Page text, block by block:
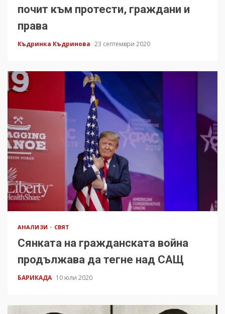
почит към протести, граждани и
права
Къдринка Къдринова 23 септември 2020
АНАЛИЗИ СВЯТ
Сянката на гражданската война
продължава да тегне над САЩ
БАРИКАДА 10 юли 2020